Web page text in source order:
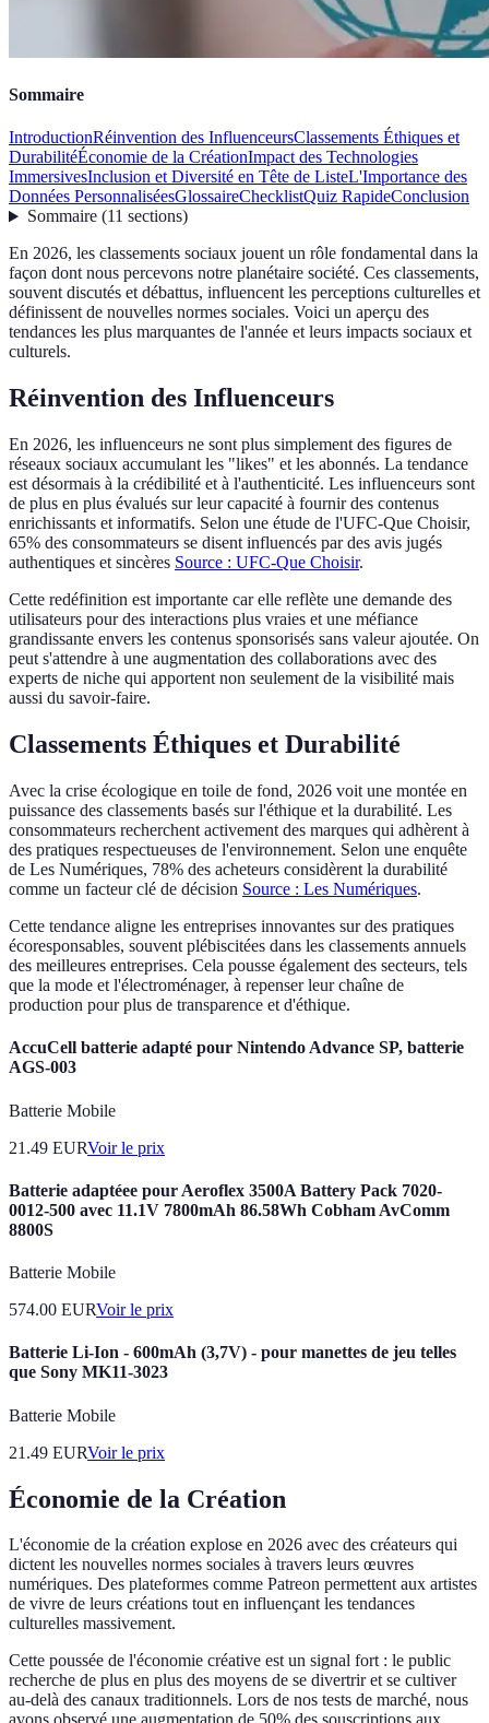
Sommaire
IntroductionRéinvention des InfluenceursClassements Éthiques et
DurabilitéÉconomie de la CréationImpact des Technologies
ImmersivesInclusion et Diversité en Tête de ListeL'Importance des
Données PersonnaliséesGlossaireChecklistQuiz RapideConclusion
Sommaire(11 sections)
En 2026, les classements sociaux jouent un rôle fondamental dans la
façon dont nous percevons notre planétaire société. Ces classements,
souvent discutés et débattus, influencent les perceptions culturelles et
définissent de nouvelles normes sociales. Voici un aperçu des
tendances les plus marquantes de l'année et leurs impacts sociaux et
culturels.
Réinvention des Influenceurs
En 2026, les influenceurs ne sont plus simplement des figures de
réseaux sociaux accumulant les "likes" et les abonnés. La tendance
est désormais à la crédibilité et à l'authenticité. Les influenceurs sont
de plus en plus évalués sur leur capacité à fournir des contenus
enrichissants et informatifs. Selon une étude de l'UFC-Que Choisir,
65% des consommateurs se disent influencés par des avis jugés
authentiques et sincères Source : UFC-Que Choisir.
Cette redéfinition est importante car elle reflète une demande des
utilisateurs pour des interactions plus vraies et une méfiance
grandissante envers les contenus sponsorisés sans valeur ajoutée. On
peut s'attendre à une augmentation des collaborations avec des
experts de niche qui apportent non seulement de la visibilité mais
aussi du savoir-faire.
Classements Éthiques et Durabilité
Avec la crise écologique en toile de fond, 2026 voit une montée en
puissance des classements basés sur l'éthique et la durabilité. Les
consommateurs recherchent activement des marques qui adhèrent à
des pratiques respectueuses de l'environnement. Selon une enquête
de Les Numériques, 78% des acheteurs considèrent la durabilité
comme un facteur clé de décision Source : Les Numériques.
Cette tendance aligne les entreprises innovantes sur des pratiques
écoresponsables, souvent plébiscitées dans les classements annuels
des meilleures entreprises. Cela pousse également des secteurs, tels
que la mode et l'électroménager, à repenser leur chaîne de
production pour plus de transparence et d'éthique.
AccuCell batterie adapté pour Nintendo Advance SP, batterie
AGS-003
Batterie Mobile
21.49 EURVoir le prix
Batterie adaptéee pour Aeroflex 3500A Battery Pack 7020-
0012-500 avec 11.1V 7800mAh 86.58Wh Cobham AvComm
8800S
Batterie Mobile
574.00 EURVoir le prix
Batterie Li-Ion - 600mAh (3,7V) - pour manettes de jeu telles
que Sony MK11-3023
Batterie Mobile
21.49 EURVoir le prix
Économie de la Création
L'économie de la création explose en 2026 avec des créateurs qui
dictent les nouvelles normes sociales à travers leurs œuvres
numériques. Des plateformes comme Patreon permettent aux artistes
de vivre de leurs créations tout en influençant les tendances
culturelles massivement.
Cette poussée de l'économie créative est un signal fort : le public
recherche de plus en plus des moyens de se divertrir et se cultiver
au-delà des canaux traditionnels. Lors de nos tests de marché, nous